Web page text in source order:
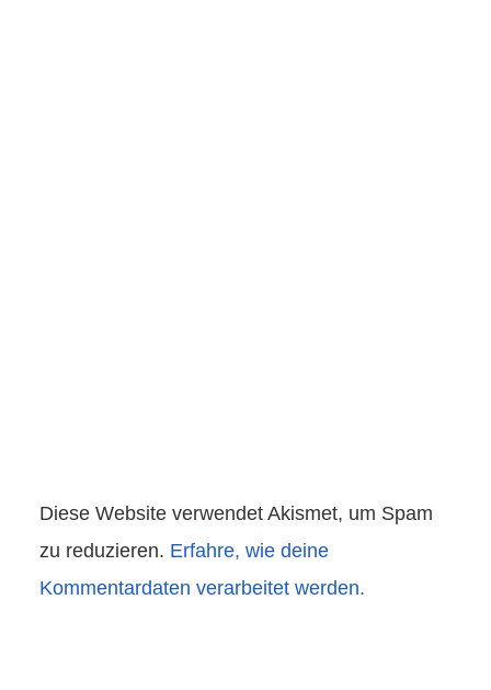
Diese Website verwendet Akismet, um Spam
zu reduzieren. Erfahre, wie deine
Kommentardaten verarbeitet werden.